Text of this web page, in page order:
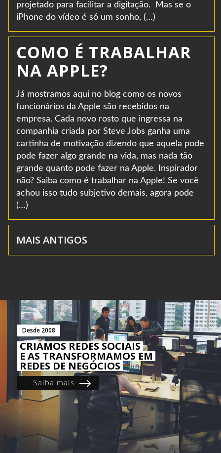
projetado para facilitar a digitação. Mas se o
iPhone do vídeo é só um sonho, (…)
COMO É TRABALHAR
NA APPLE?
Já mostramos aqui no blog como os novos
funcionários da Apple são recebidos na
empresa. Cada novo rosto que ingressa na
companhia criada por Steve Jobs ganha uma
cartinha de motivação dizendo que aquela pode
pode fazer algo grande na vida, mas nada tão
grande quanto pode fazer na Apple. Inspirador
não? Saiba como é trabalhar na Apple! Se você
achou isso tudo subjetivo demais, agora pode
(…)
MAIS ANTIGOS
Desde 2008
CRIAMOS REDES SOCIAIS
E AS TRANSFORMAMOS EM
REDES DE NEGÓCIOS
Saiba mais